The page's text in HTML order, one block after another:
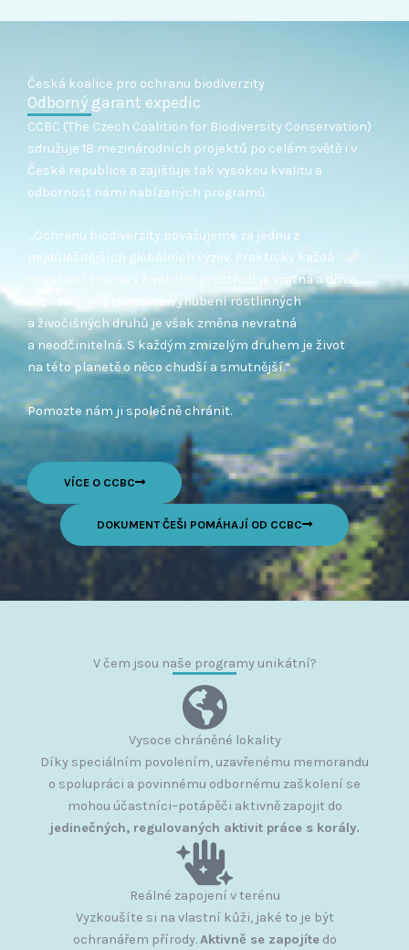
Česká koalice pro ochranu biodiverzity
Odborný garant expedic
CCBC (The Czech Coalition for Biodiversity Conservation)
sdružuje 18 mezinárodních projektů po celém světě i v
České republice a zajišťuje tak vysokou kvalitu a
odbornost námi nabízených programů.
„Ochranu biodiverzity považujeme za jednu z
nejdůležitějších globálních výzev. Prakticky každá
negativní změna v životním prostředí je vratná a dříve
či později napravitelná. Vyhubení rostlinných
a živočišných druhů je však změna nevratná
a neodčinitelná. S každým zmizelým druhem je život
na této planetě o něco chudší a smutnější.“
Pomozte nám ji společně chránit.
VÍCE O CCBC
DOKUMENT ČEŠI POMÁHAJÍ OD CCBC
V čem jsou naše programy unikátní?
Vysoce chráněné lokality
Díky speciálním povolením, uzavřenému memorandu
o spolupráci a povinnému odbornému zaškolení se
mohou účastníci–potápěči aktivně zapojit do
jedinečných, regulovaných aktivit práce s korály.​
Reálné zapojení v terénu
Vyzkoušíte si na vlastní kůži, jaké to je být
ochranářem přírody.Aktivně se zapojítedo